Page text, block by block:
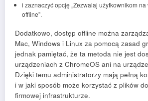
i zaznaczyć opcję „Zezwalaj użytkownikom na
offline”.
Dodatkowo, dostęp offline można
Mac, Windows i Linux za pomocą zasad
jednak pamiętać, że ta metoda nie jest
urządzeniach z ChromeOS ani na
Dzięki temu administratorzy mają pełną
i w jaki sposób może korzystać z plików
firmowej infrastrukturze.